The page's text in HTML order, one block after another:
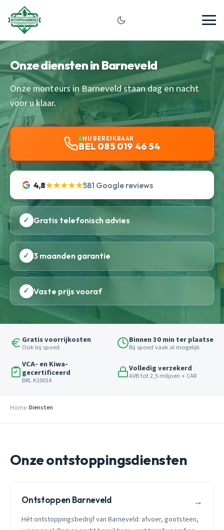
Onze diensten in Barneveld
Onze monteurs in Barneveld staan dag en nacht
voor u klaar.
NU BEREIKBAAR
BEL 085 019 46 54
4,8★★★★★581 Google reviews
✓ Gratis telefonisch advies
✓ 3 maanden garantie
✓ Vaste prijs vooraf
Gratis voorrijkosten
Ook bij spoed
Binnen 30 min ter plaatse
Bij spoed vaak al mogelijk
VCA- en Kiwa-
gecertificeerd
BRL K10014
Volledig verzekerd
AVB tot 2,5 miljoen + CAR
Home Diensten
Onze ontstoppingsdiensten
Ontstoppen Barneveld →
Hét ontstoppingsbedrijf van Barneveld: afvoer, gootsteen,